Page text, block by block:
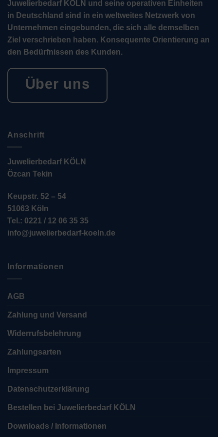
Juwelierbedarf KÖLN und seine operativen Einheiten
in Deutschland sind in ein weltweites Netzwerk von
Unternehmen eingebunden, die sich alle demselben
Ziel verschrieben haben. Konsequente Orientierung an
den Bedürfnissen des Kunden.
Über uns
Anschrift
Juwelierbedarf KÖLN
Özcan Tekin
Keupstr. 52 – 54
51063 Köln
Tel.: 0221 / 12 06 35 35
info@juwelierbedarf-koeln.de
Informationen
AGB
Zahlung und Versand
Widerrufsbelehrung
Zahlungsarten
Impressum
Datenschutzerklärung
Bestellen bei Juwelierbedarf KÖLN
Downloads / Informationen